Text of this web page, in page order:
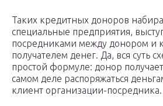
Таких кредитных доноров
специальные предприятия,
посредниками между донором и
получателем денег. Да, вся суть
простой формуле: донор
самом деле распоряжаться
клиент организации-посредника.